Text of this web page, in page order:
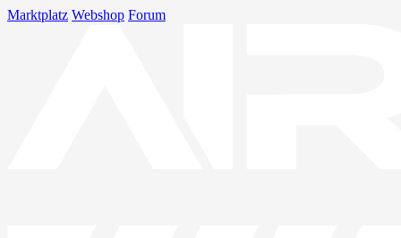
Marktplatz Webshop Forum